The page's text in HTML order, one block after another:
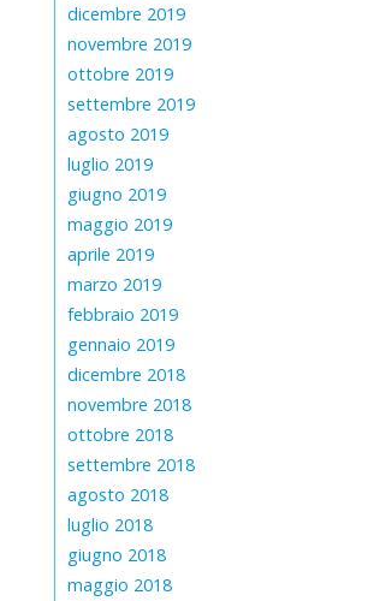
dicembre 2019
novembre 2019
ottobre 2019
settembre 2019
agosto 2019
luglio 2019
giugno 2019
maggio 2019
aprile 2019
marzo 2019
febbraio 2019
gennaio 2019
dicembre 2018
novembre 2018
ottobre 2018
settembre 2018
agosto 2018
luglio 2018
giugno 2018
maggio 2018